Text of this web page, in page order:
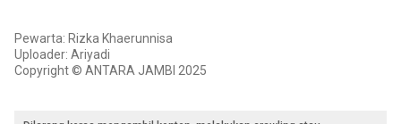
Pewarta: Rizka Khaerunnisa
Uploader: Ariyadi
Copyright © ANTARA JAMBI 2025